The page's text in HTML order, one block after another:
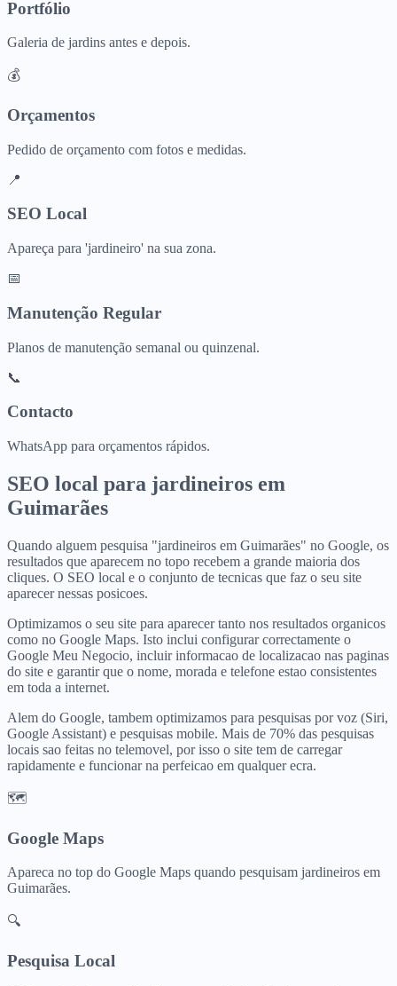
Portfólio
Galeria de jardins antes e depois.
💰
Orçamentos
Pedido de orçamento com fotos e medidas.
📍
SEO Local
Apareça para 'jardineiro' na sua zona.
📅
Manutenção Regular
Planos de manutenção semanal ou quinzenal.
📞
Contacto
WhatsApp para orçamentos rápidos.
SEO local para jardineiros em
Guimarães
Quando alguem pesquisa "jardineiros em Guimarães" no Google, os
resultados que aparecem no topo recebem a grande maioria dos
cliques. O SEO local e o conjunto de tecnicas que faz o seu site
aparecer nessas posicoes.
Optimizamos o seu site para aparecer tanto nos resultados organicos
como no Google Maps. Isto inclui configurar correctamente o
Google Meu Negocio, incluir informacao de localizacao nas paginas
do site e garantir que o nome, morada e telefone estao consistentes
em toda a internet.
Alem do Google, tambem optimizamos para pesquisas por voz (Siri,
Google Assistant) e pesquisas mobile. Mais de 70% das pesquisas
locais sao feitas no telemovel, por isso o site tem de carregar
rapidamente e funcionar na perfeicao em qualquer ecra.
🗺️
Google Maps
Apareca no top do Google Maps quando pesquisam jardineiros em
Guimarães.
🔍
Pesquisa Local